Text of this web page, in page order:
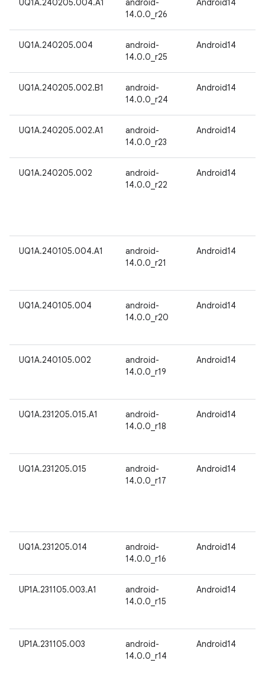
UQ1A.240205.004.A1
android-
14.0.0_r26
Android14
UQ1A.240205.004
android-
14.0.0_r25
Android14
UQ1A.240205.002.B1
android-
14.0.0_r24
Android14
UQ1A.240205.002.A1
android-
14.0.0_r23
Android14
UQ1A.240205.002
android-
14.0.0_r22
Android14
UQ1A.240105.004.A1
android-
14.0.0_r21
Android14
UQ1A.240105.004
android-
14.0.0_r20
Android14
UQ1A.240105.002
android-
14.0.0_r19
Android14
UQ1A.231205.015.A1
android-
14.0.0_r18
Android14
UQ1A.231205.015
android-
14.0.0_r17
Android14
UQ1A.231205.014
android-
14.0.0_r16
Android14
UP1A.231105.003.A1
android-
14.0.0_r15
Android14
UP1A.231105.003
android-
14.0.0_r14
Android14